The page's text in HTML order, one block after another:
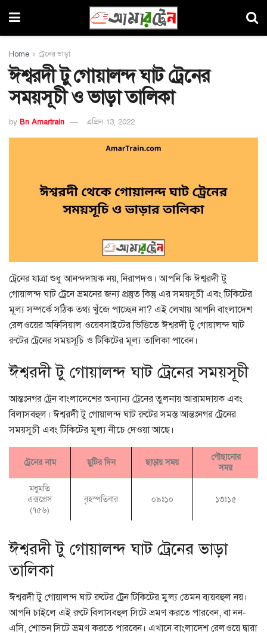
Home ট্রেনের ভাড়া
ঈশ্বরদী টু গোয়ালন্দ ঘাট ট্রেনের
সময়সূচী ও ভাড়া তালিকা
by Bn Amartrain এপ্রিল 13, 2022
ট্রেনের যাত্রা শুধু আনন্দদায়ক নয়, নিরাপদও। আপনি কি ঈশ্বরদী টু
গোয়ালন্দ ঘাট ট্রেনে ভ্রমনের জন্য প্রস্তুত কিন্তু এর সময়সূচী এবং টিকিটের
মূল্য সম্পর্কে সঠিক তথ্য খুঁজে পাচ্ছেন না? এই লেখায় আপনি বাংলাদেশ
রেলওয়ের অফিসিয়াল ওয়েবসাইটের ভিত্তিতে ঈশ্বরদী টু গোয়ালন্দ ঘাট
রুটের ট্রেনের সময়সূচি ও টিকিটের মূল্য তালিকা পাবেন।
ঈশ্বরদী টু গোয়ালন্দ ঘাট ট্রেনের সময়সূচী
আন্তঃনগর ট্রেন বাংলাদেশের অন্যান্য ট্রেনের তুলনায় আরামদায়ক এবং
বিলাসবহুল। ঈশ্বরদী টু গোয়ালন্দ ঘাট রুটের সমস্ত আন্তঃনগর ট্রেনের
সময়সূচী এবং টিকিটের মূল্য নীচে দেওয়া আছে।
ট্রেনের নাম ছুটির দিন ছাড়ায় সময়
পৌছানোর
সময়
মধুমতি
এক্সপ্রেস
(৭৫৬)
বৃহস্পতিবার ০৯ঃ১০ ১৩ঃ১৫
ঈশ্বরদী টু গোয়ালন্দ ঘাট ট্রেনের ভাড়া
তালিকা
ঈশ্বরদী টু গোয়ালন্দ ঘাট রুটের ট্রেন টিকিটের মুল্য তেমন ব্যয়বহুল নয়।
আপনি চাইলে এই রুটে বিলাসবহুল সিটে ভ্রমণ করতে পারবেন, বা নন-
এসি, শোভন সিটে ভ্রমণ করতে পারবেন। এখানে বাংলাদেশ রেলওয়ে দ্বারা